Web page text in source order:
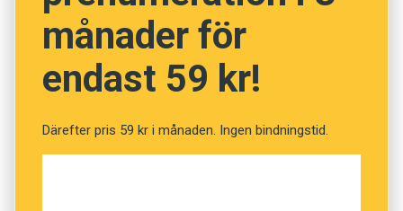
månader för
endast 59 kr!
Därefter pris 59 kr i månaden. Ingen bindningstid.